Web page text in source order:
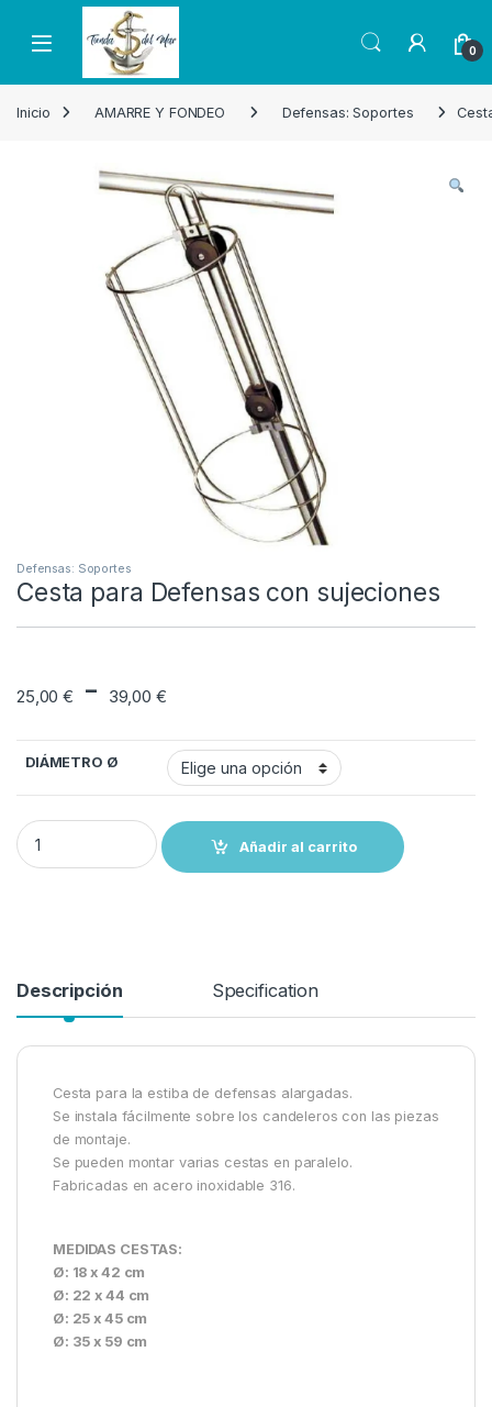
Skip to navigation
Skip to content
Open 0
Inicio AMARRE Y FONDEO Defensas: Soportes
Defensas: Soportes
Cesta para Defensas con sujeciones
25,00€ - 39,00 €Rango de precios:
DIÁMETRO Ø
Cesta para Defensas con sujeciones quantity
Añadir al carrito
Descripción Specification
Cesta para la estiba de defensas alargadas.
Se instala fácilmente sobre los candeleros con las piezas
de montaje.
Se pueden montar varias cestas en paralelo.
Fabricadas en acero inoxidable 316.
MEDIDAS CESTAS:
Ø: 18 x 42 cm
Ø: 22 x 44 cm
Ø: 25 x 45 cm
Ø: 35 x 59 cm